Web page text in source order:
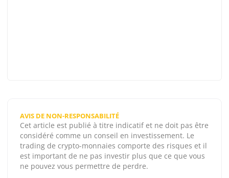
AVIS DE NON-RESPONSABILITÉ
Cet article est publié à titre indicatif et ne doit pas être
considéré comme un conseil en investissement. Le
trading de crypto-monnaies comporte des risques et il
est important de ne pas investir plus que ce que vous
ne pouvez vous permettre de perdre.